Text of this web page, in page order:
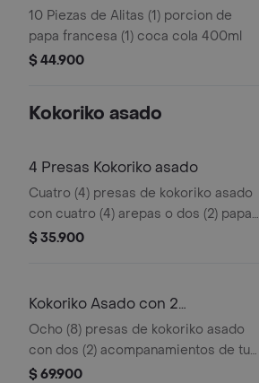
10 Piezas de Alitas (1) porcion de
papa francesa (1) coca cola 400ml
$ 44.900
Kokoriko asado
4 Presas Kokoriko asado
Cuatro (4) presas de kokoriko asado
con cuatro (4) arepas o dos (2) papas
saladas y 1 und de aji
$ 35.900
Kokoriko Asado con 2
acompanamientos
Ocho (8) presas de kokoriko asado
con dos (2) acompanamientos de tu
eleccion y 2 und de aji
$ 69.900